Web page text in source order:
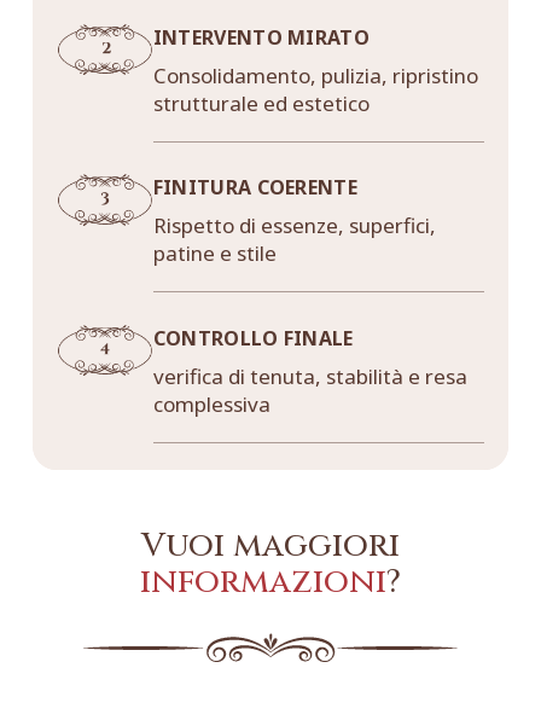
INTERVENTO MIRATO
Consolidamento, pulizia, ripristino
strutturale ed estetico
FINITURA COERENTE
Rispetto di essenze, superfici,
patine e stile
CONTROLLO FINALE
verifica di tenuta, stabilità e resa
complessiva
Vuoi maggiori
informazioni?